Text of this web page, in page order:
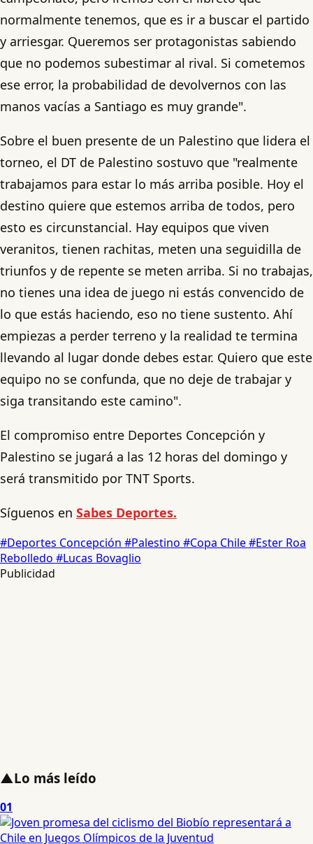
normalmente tenemos, que es ir a buscar el partido
y arriesgar. Queremos ser protagonistas sabiendo
que no podemos subestimar al rival. Si cometemos
ese error, la probabilidad de devolvernos con las
manos vacías a Santiago es muy grande".
Sobre el buen presente de un Palestino que lidera el
torneo, el DT de Palestino sostuvo que "realmente
trabajamos para estar lo más arriba posible. Hoy el
destino quiere que estemos arriba de todos, pero
esto es circunstancial. Hay equipos que viven
veranitos, tienen rachitas, meten una seguidilla de
triunfos y de repente se meten arriba. Si no trabajas,
no tienes una idea de juego ni estás convencido de
lo que estás haciendo, eso no tiene sustento. Ahí
empiezas a perder terreno y la realidad te termina
llevando al lugar donde debes estar. Quiero que este
equipo no se confunda, que no deje de trabajar y
siga transitando este camino".
El compromiso entre Deportes Concepción y
Palestino se jugará a las 12 horas del domingo y
será transmitido por TNT Sports.
Síguenos en Sabes Deportes.
#Deportes Concepción #Palestino #Copa Chile#Ester Roa
Rebolledo #Lucas Bovaglio
Publicidad
▲Lo más leído
01